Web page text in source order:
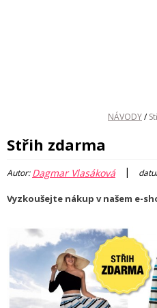
NÁVODY/
Střih zdarma
Autor:Dagmar Vlasáková |
Vyzkoušejte nákup v našem e-